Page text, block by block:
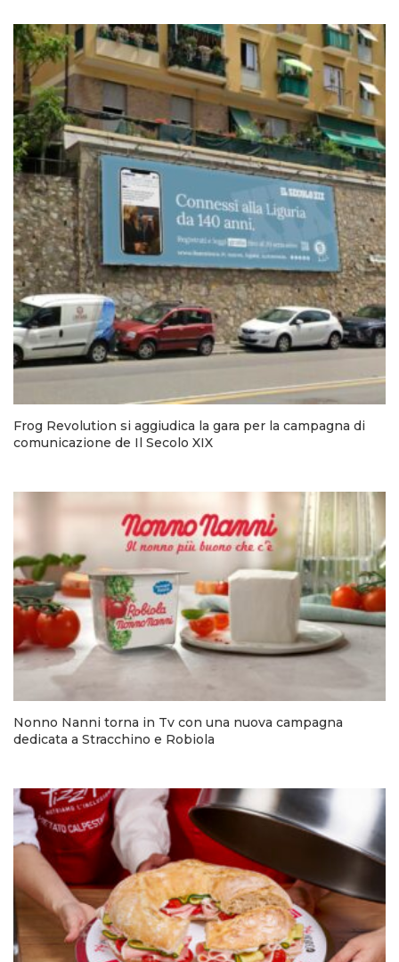
Frog Revolution si aggiudica la gara per la campagna di
comunicazione de Il Secolo XIX
Nonno Nanni torna in Tv con una nuova campagna
dedicata a Stracchino e Robiola